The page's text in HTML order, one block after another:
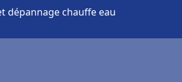
dépannage chauffe eau